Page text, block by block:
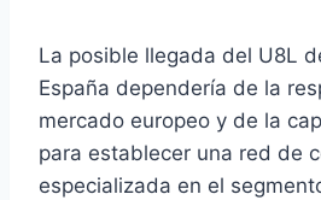
La posible llegada del U8L
España dependería de la
mercado europeo y de la
para establecer una red de
especializada en el